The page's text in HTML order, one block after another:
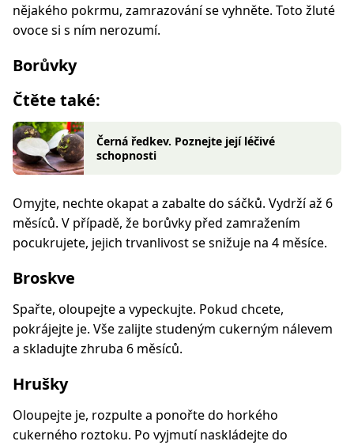
nějakého pokrmu, zamrazování se vyhněte. Toto žluté
ovoce si s ním nerozumí.
Borůvky
Čtěte také:
Černá ředkev. Poznejte její léčivé
schopnosti
Omyjte, nechte okapat a zabalte do sáčků. Vydrží až 6
měsíců. V případě, že borůvky před zamražením
pocukrujete, jejich trvanlivost se snižuje na 4 měsíce.
Broskve
Spařte, oloupejte a vypeckujte. Pokud chcete,
pokrájejte je. Vše zalijte studeným cukerným nálevem
a skladujte zhruba 6 měsíců.
Hrušky
Oloupejte je, rozpulte a ponořte do horkého
cukerného roztoku. Po vyjmutí naskládejte do